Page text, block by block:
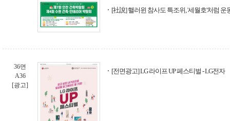
[社說] 핼러윈 참사도 특조위, '세월호'처럼 운
36면
A36
[광고]
[전면광고] LG 라이프 UP 페스티벌 - LG전자